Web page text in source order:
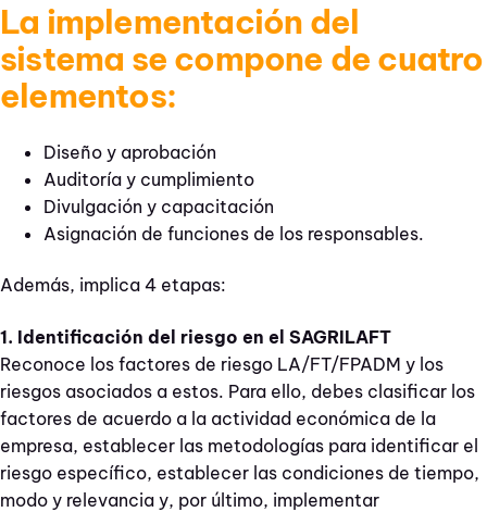
La implementación del
sistema se compone de cuatro
elementos:
Diseño y aprobación
Auditoría y cumplimiento
Divulgación y capacitación
Asignación de funciones de los responsables.
Además, implica 4 etapas:
1. Identificación del riesgo en el SAGRILAFT
Reconoce los factores de riesgo LA/FT/FPADM y los
riesgos asociados a estos. Para ello, debes clasificar los
factores de acuerdo a la actividad económica de la
empresa, establecer las metodologías para identificar el
riesgo específico, establecer las condiciones de tiempo,
modo y relevancia y, por último, implementar